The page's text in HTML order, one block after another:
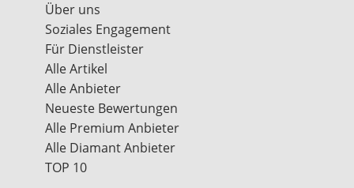
Über uns
Soziales Engagement
Für Dienstleister
Alle Artikel
Alle Anbieter
Neueste Bewertungen
Alle Premium Anbieter
Alle Diamant Anbieter
TOP 10